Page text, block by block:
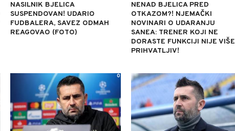
NASILNIK BJELICA
SUSPENDOVAN! UDARIO
FUDBALERA, SAVEZ ODMAH
REAGOVAO (FOTO)
NENAD BJELICA PRED
OTKAZOM?! NJEMAČKI
NOVINARI O UDARANJU
SANEA: TRENER KOJI NE
DORASTE FUNKCIJI NIJE VIŠE
PRIHVATLJIV!
0